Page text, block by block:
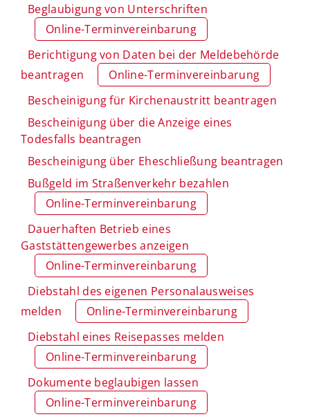
Beglaubigung von Unterschriften
Online-Terminvereinbarung
Berichtigung von Daten bei der Meldebehörde
beantragen
Online-Terminvereinbarung
Bescheinigung für Kirchenaustritt beantragen
Bescheinigung über die Anzeige eines
Todesfalls beantragen
Bescheinigung über Eheschließung beantragen
Bußgeld im Straßenverkehr bezahlen
Online-Terminvereinbarung
Dauerhaften Betrieb eines
Gaststättengewerbes anzeigen
Online-Terminvereinbarung
Diebstahl des eigenen Personalausweises
melden
Online-Terminvereinbarung
Diebstahl eines Reisepasses melden
Online-Terminvereinbarung
Dokumente beglaubigen lassen
Online-Terminvereinbarung